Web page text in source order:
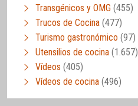
Transgénicos y OMG (455)
Trucos de Cocina (477)
Turismo gastronómico (97)
Utensilios de cocina (1.657)
Vídeos (405)
Vídeos de cocina (496)